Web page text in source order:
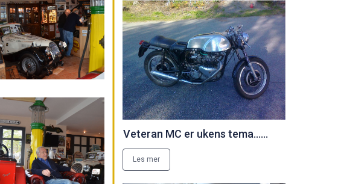
Veteran MC er ukens tema......
Les mer